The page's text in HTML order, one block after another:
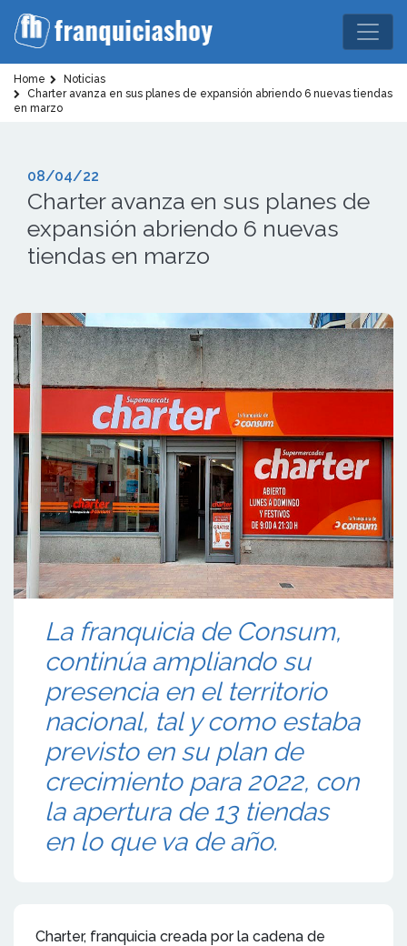
Home
Noticias
Charter avanza en sus planes de expansión abriendo 6 nuevas tiendas
en marzo
08/04/22
Charter avanza en sus planes de
expansión abriendo 6 nuevas
tiendas en marzo
La franquicia de Consum,
continúa ampliando su
presencia en el territorio
nacional, tal y como estaba
previsto en su plan de
crecimiento para 2022, con
la apertura de 13 tiendas
en lo que va de año.
Charter, franquicia creada por la cadena de